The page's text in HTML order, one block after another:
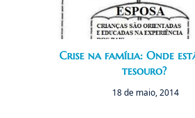
Crise na família: Onde
tesouro?
18 de maio, 2014